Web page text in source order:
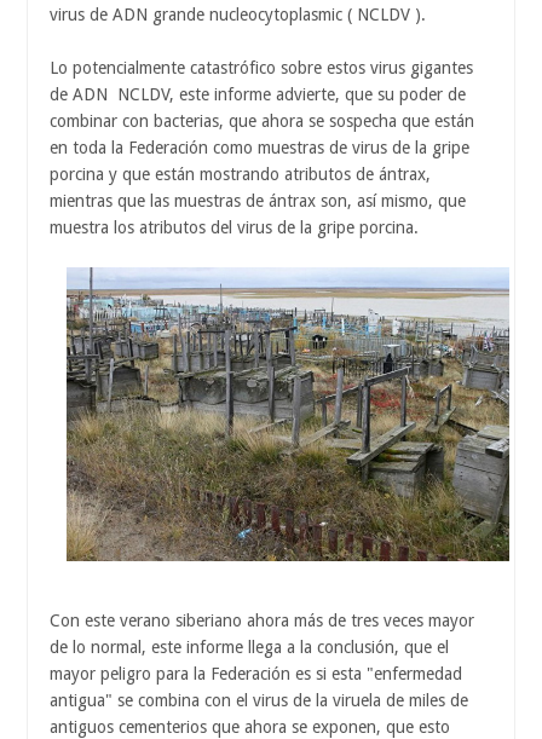
virus de ADN grande nucleocytoplasmic ( NCLDV ).
Lo potencialmente catastrófico sobre estos virus gigantes
de ADN NCLDV, este informe advierte, que su poder de
combinar con bacterias, que ahora se sospecha que están
en toda la Federación como muestras de virus de la gripe
porcina y que están mostrando atributos de ántrax,
mientras que las muestras de ántrax son, así mismo, que
muestra los atributos del virus de la gripe porcina.
Con este verano siberiano ahora más de tres veces mayor
de lo normal, este informe llega a la conclusión, que el
mayor peligro para la Federación es si esta "enfermedad
antigua" se combina con el virus de la viruela de miles de
antiguos cementerios que ahora se exponen, que esto